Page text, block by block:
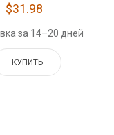
$31.98
за 14–20 дней
КУПИТЬ